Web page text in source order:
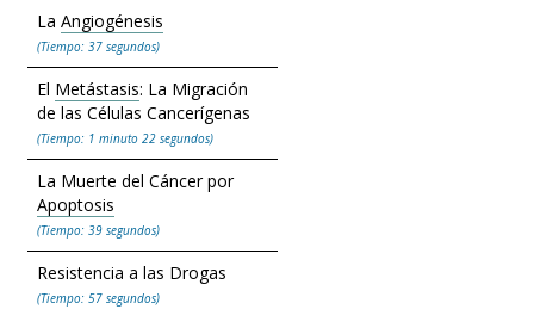
La Angiogénesis
(Tiempo: 37 segundos)
El Metástasis: La Migración
de las Células Cancerígenas
(Tiempo: 1 minuto 22 segundos)
La Muerte del Cáncer por
Apoptosis
(Tiempo: 39 segundos)
Resistencia a las Drogas
(Tiempo: 57 segundos)